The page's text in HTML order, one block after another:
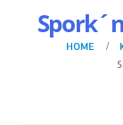
HOME